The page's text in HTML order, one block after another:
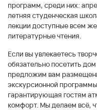
программ, среди них:
летняя студенческая
лекции доступные всем
литературные чтения.
Если вы увлекаетесь
обязательно посетить
предложим вам
экскурсионной
гарантирующая гостям
комфорт. Мы делаем всё,